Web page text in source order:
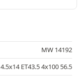
MW 14192
4.5x14 ET43.5 4x100 56.5